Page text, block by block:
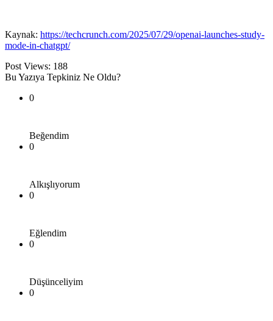
Kaynak: https://techcrunch.com/2025/07/29/openai-launches-study-
mode-in-chatgpt/
Post Views: 188
Bu Yazıya Tepkiniz Ne Oldu?
0
Beğendim
0
Alkışlıyorum
0
Eğlendim
0
Düşünceliyim
0